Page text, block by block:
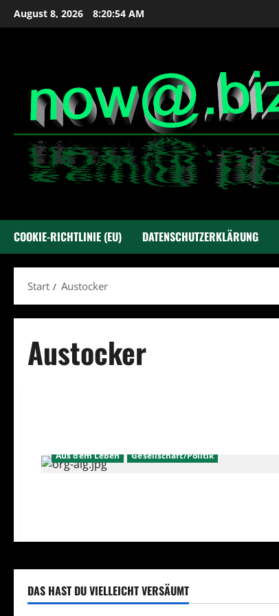
Zum
Inhalt
August 8, 2026 8:20:54 AM
COOKIE-RICHTLINIE (EU) DATENSCHUTZERKLÄRUNG
Start Austocker
Austocker
Aus dem Leben Gesellschaft/Politik
DAS HAST DU VIELLEICHT VERSÄUMT